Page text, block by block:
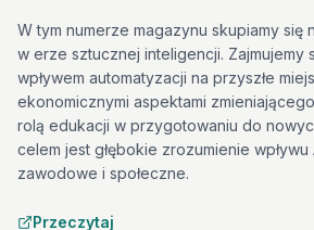
W tym numerze magazynu skupiamy się
w erze sztucznej inteligencji. Zajmujemy
wpływem automatyzacji na przyszłe
ekonomicznymi aspektami
rolą edukacji w przygotowaniu do
celem jest głębokie zrozumienie wpływu
zawodowe i społeczne.
Przeczytaj